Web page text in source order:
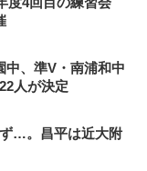
中、準V・南浦和中
人が決定
ず…。昌平は近大附